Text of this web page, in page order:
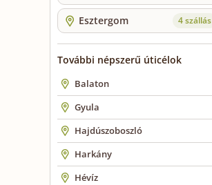
Esztergom 4 szállás
További népszerű úticélok
Balaton
Gyula
Hajdúszoboszló
Harkány
Hévíz